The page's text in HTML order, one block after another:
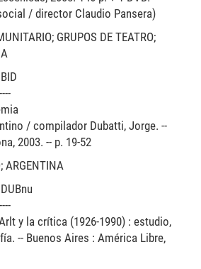
/ director Claudio Pansera)
GRUPOS DE TEATRO;
/ compilador Dubatti, Jorge. --
2003. -- p. 19-52
ARGENTINA
y la crítica (1926-1990) : estudio,
-- Buenos Aires : América Libre,